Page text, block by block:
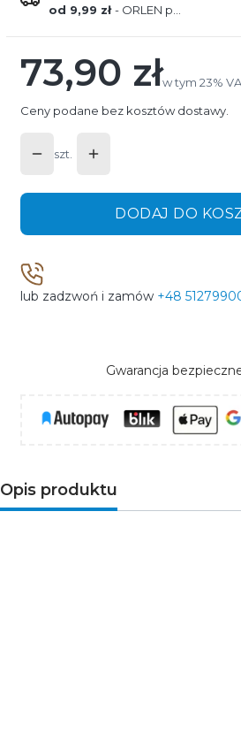
od 9,99 zł- ORLEN paczka
Cena
73,90 złw tym 23%
w tym 23%
Ceny podane bez kosztów dostawy.
szt.
DODAJ DO
lub zadzwoń i zamów +48
Gwarancja
Opis produktu